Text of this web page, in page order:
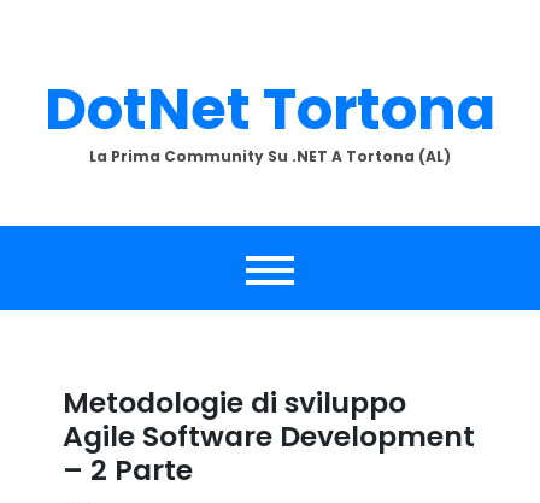
DotNet Tortona
La Prima Community Su .NET A Tortona (AL)
Metodologie di sviluppo
Agile Software Development
– 2 Parte